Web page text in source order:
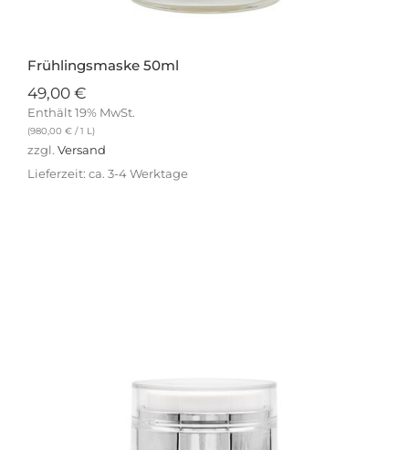
Frühlingsmaske 50ml
49,00 €
Enthält 19% MwSt.
(980,00 € / 1 L)
zzgl. Versand
Lieferzeit: ca. 3-4 Werktage